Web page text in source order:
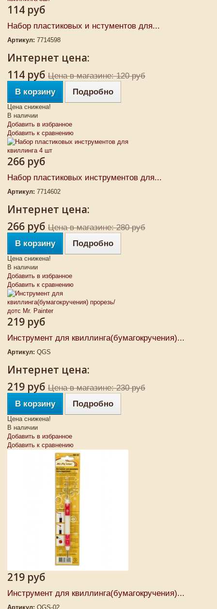
114 руб
Набор пластиковых и нстументов для...
Артикул: 7714598
Интернет цена:
114 руб Цена в магазине: 120 руб
В корзину
Подробно
Цена снижена!
В наличии
Добавить в избранное
Добавить к сравнению
266 руб
Набор пластиковых инструментов для...
Артикул: 7714602
Интернет цена:
266 руб Цена в магазине: 280 руб
В корзину
Подробно
Цена снижена!
В наличии
Добавить в избранное
Добавить к сравнению
219 руб
Инструмент для квиллинга(бумагокручения)...
Артикул: QGS
Интернет цена:
219 руб Цена в магазине: 230 руб
В корзину
Подробно
Цена снижена!
В наличии
Добавить в избранное
Добавить к сравнению
219 руб
Инструмент для квиллинга(бумагокручения)...
Артикул: QGS-02